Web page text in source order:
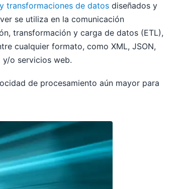
transformaciones de datos diseñados y
se utiliza en la comunicación
transformación y carga de datos (ETL),
cualquier formato, como XML, JSON,
y/o servicios web.
de procesamiento aún mayor para